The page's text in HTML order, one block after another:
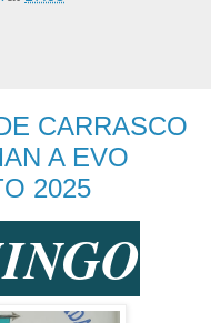
CARRASCO
A EVO
2025